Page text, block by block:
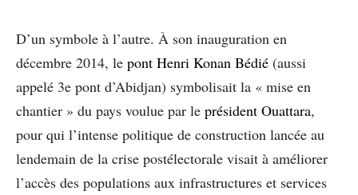
D’un symbole à l’autre. À son inauguration en
décembre 2014, le pont Henri Konan Bédié (aussi
appelé 3e pont d’Abidjan) symbolisait la « mise en
chantier » du pays voulue par le président Ouattara,
pour qui l’intense politique de construction lancée au
lendemain de la crise postélectorale visait à améliorer
l’accès des populations aux infrastructures et services